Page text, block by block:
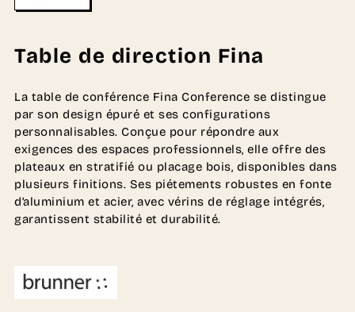
Table de direction Fina
La table de conférence Fina Conference se distingue
par son design épuré et ses configurations
personnalisables. Conçue pour répondre aux
exigences des espaces professionnels, elle offre des
plateaux en stratifié ou placage bois, disponibles dans
plusieurs finitions. Ses piétements robustes en fonte
d’aluminium et acier, avec vérins de réglage intégrés,
garantissent stabilité et durabilité.